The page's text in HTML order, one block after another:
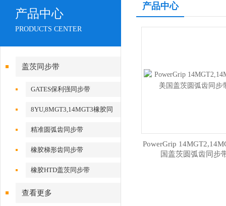
产品中心
PRODUCTS CENTER
盖茨同步带
GATES保利强同步带
8YU,8MGT3,14MGT3橡胶同
步带
精准圆弧齿同步带
橡胶梯形齿同步带
橡胶HTD盖茨同步带
查看更多
产品中心
PowerGrip
国盖茨圆弧齿同步